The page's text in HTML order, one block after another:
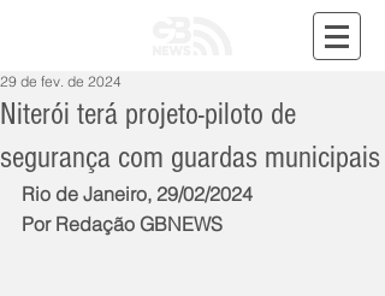
Niterói terá projeto-piloto de
segurança com guardas municipais
29 de fev. de 2024
Rio de Janeiro, 29/02/2024
Por Redação GBNEWS